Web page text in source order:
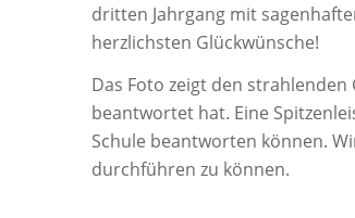
dritten Jahrgang mit
herzlichsten Glückwünsche!
Das Foto zeigt den
beantwortet hat. Eine
Schule beantworten können.
durchführen zu können.